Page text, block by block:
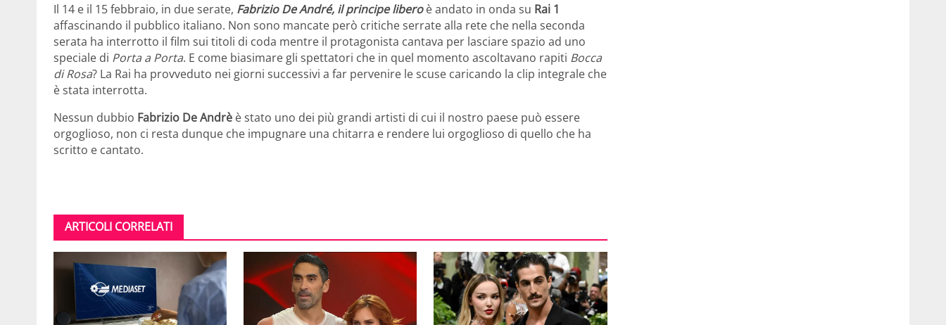
Il 14 e il 15 febbraio, in due serate, Fabrizio De André, il principe liberoè andato in onda su Rai 1
affascinando il pubblico italiano. Non sono mancate però critiche serrate alla rete che nella seconda
serata ha interrotto il film sui titoli di coda mentre il protagonista cantava per lasciare spazio ad uno
speciale di Porta a Porta. E come biasimare gli spettatori che in quel momento ascoltavano rapiti Bocca
di Rosa? La Rai ha provveduto nei giorni successivi a far pervenire le scuse caricando la clip integrale che
è stata interrotta.
Nessun dubbio Fabrizio De Andrè è stato uno dei più grandi artisti di cui il nostro paese può essere
orgoglioso, non ci resta dunque che impugnare una chitarra e rendere lui orgoglioso di quello che ha
scritto e cantato.
ARTICOLI CORRELATI